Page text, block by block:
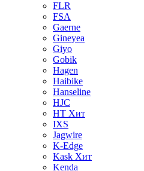
FLR
FSA
Gaerne
Gineyea
Giyo
Gobik
Hagen
Haibike
Hanseline
HJC
HT Хит
IXS
Jagwire
K-Edge
Kask Хит
Kenda